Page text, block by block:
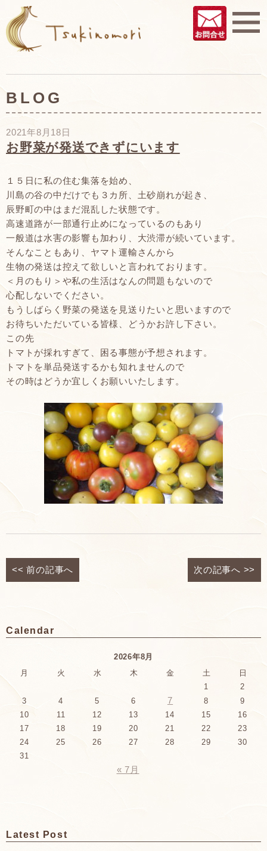
BLOG
2021年8月18日
お野菜が発送できずにいます
１５日に私の住む集落を始め、
川島の谷の中だけでも３カ所、土砂崩れが起き、
辰野町の中はまだ混乱した状態です。
高速道路が一部通行止めになっているのもあり
一般道は水害の影響も加わり、大渋滞が続いています。
そんなこともあり、ヤマト運輸さんから
生物の発送は控えて欲しいと言われております。
＜月のもり＞や私の生活はなんの問題もないので
心配しないでください。
もうしばらく野菜の発送を見送りたいと思いますので
お待ちいただいている皆様、どうかお許し下さい。
この先
トマトが採れすぎて、困る事態が予想されます。
トマトを単品発送するかも知れませんので
その時はどうか宜しくお願いいたします。
<<前の記事へ 次の記事へ >>
Calendar
2026年8月
月
火 水 木 金 土
日
1
2
3
4 5 6 7 8
9
10
11 12 13 14 15
16
17
18 19 20 21 22
23
24
25 26 27 28 29
30
31
« 7月
Latest Post